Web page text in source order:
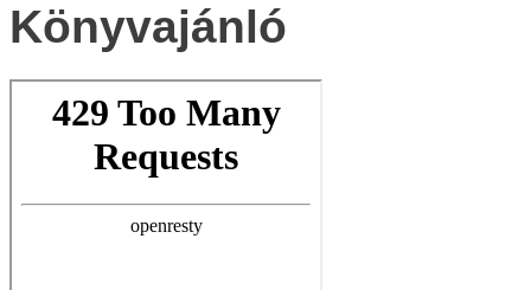
Könyvajánló